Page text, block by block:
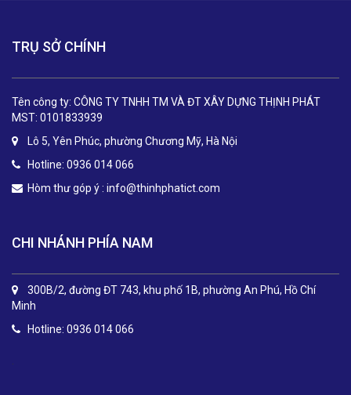
TRỤ SỞ CHÍNH
Tên công ty: CÔNG TY TNHH TM VÀ ĐT XÂY DỰNG THỊNH PHÁT
MST: 0101833939
Lô 5, Yên Phúc, phường Chương Mỹ, Hà Nội
Hotline: 0936 014 066
Hòm thư góp ý : info@thinhphatict.com
CHI NHÁNH PHÍA NAM
300B/2, đường ĐT 743, khu phố 1B, phường An Phú, Hồ Chí
Minh
Hotline: 0936 014 066